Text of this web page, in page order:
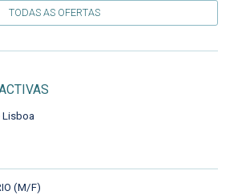
TODAS AS OFERTAS
Lisboa
(M/F)